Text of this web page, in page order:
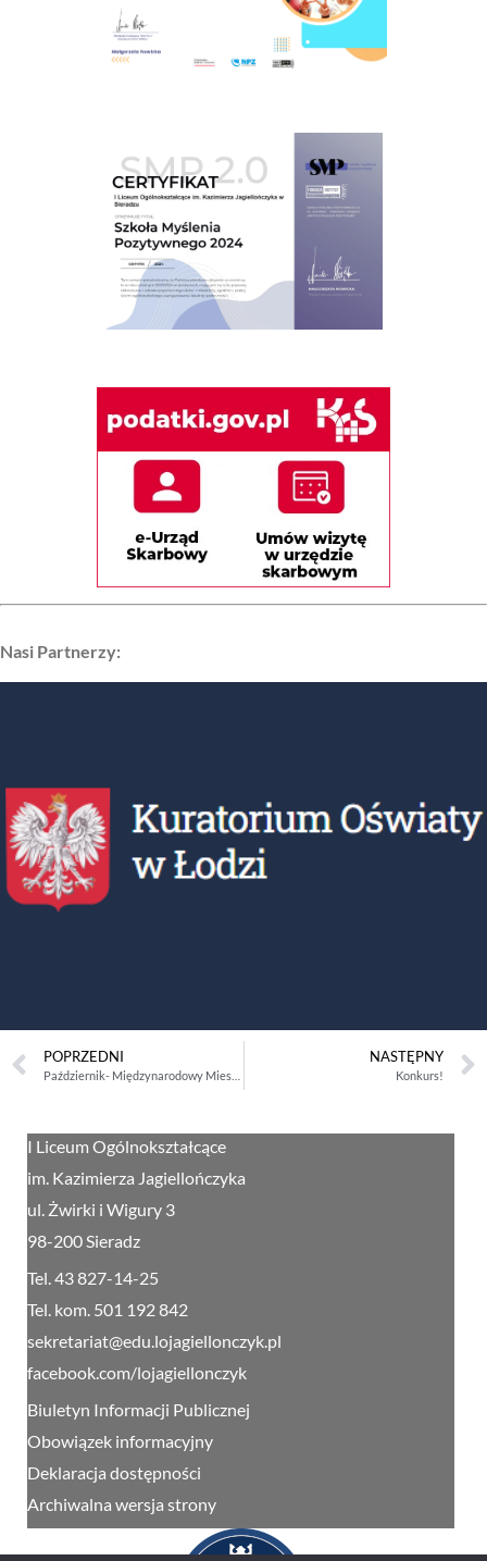
Nasi Partnerzy:
POPRZEDNI NASTĘPNY
Konkurs!
I Liceum Ogólnokształcące
im. Kazimierza Jagiellończyka
ul. Żwirki i Wigury 3
98-200 Sieradz
Tel. 43 827-14-25
Tel. kom. 501 192 842
sekretariat@edu.lojagiellonczyk.pl
facebook.com/lojagiellonczyk
Biuletyn Informacji Publicznej
Obowiązek informacyjny
Deklaracja dostępności
Archiwalna wersja strony